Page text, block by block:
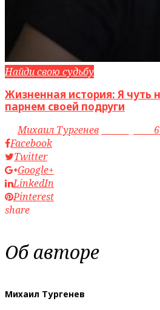
Найди свою судьбу
Жизненная история: Я чуть
парнем своей подруги
byМихаил Тургенев
Facebook
Twitter
Google+
LinkedIn
Pinterest
share
Об авторе
Михаил Тургенев